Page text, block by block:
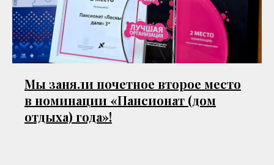
Мы заняли почетное второе место
в номинации «Пансионат (дом
отдыха) года»!